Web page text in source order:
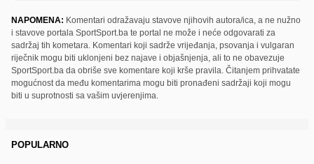
NAPOMENA: Komentari odražavaju stavove njihovih autora/ica, a ne nužno
i stavove portala SportSport.ba te portal ne može i neće odgovarati za
sadržaj tih kometara. Komentari koji sadrže vrijeđanja, psovanja i vulgaran
riječnik mogu biti uklonjeni bez najave i objašnjenja, ali to ne obavezuje
SportSport.ba da obriše sve komentare koji krše pravila. Čitanjem prihvatate
mogućnost da među komentarima mogu biti pronađeni sadržaji koji mogu
biti u suprotnosti sa vašim uvjerenjima.
POPULARNO